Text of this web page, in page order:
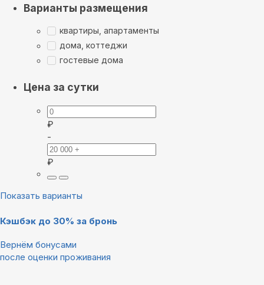
Варианты размещения
квартиры, апартаменты
дома, коттеджи
гостевые дома
Цена за сутки
₽
-
₽
Показать варианты
Кэшбэк до 30% за бронь
Вернём бонусами
после оценки проживания